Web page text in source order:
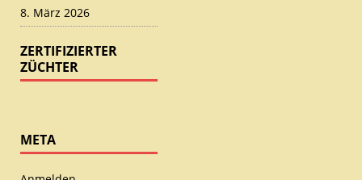
8. März 2026
ZERTIFIZIERTER
ZÜCHTER
META